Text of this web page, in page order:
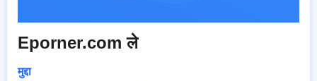
Eporner.com ले
मुद्दा